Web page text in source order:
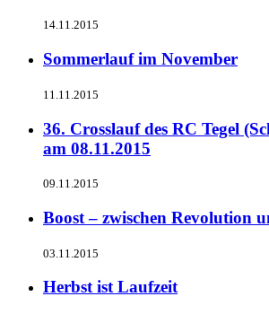
14.11.2015
Sommerlauf im November
11.11.2015
36. Crosslauf des RC Tegel
am 08.11.2015
09.11.2015
Boost – zwischen Revolution
03.11.2015
Herbst ist Laufzeit